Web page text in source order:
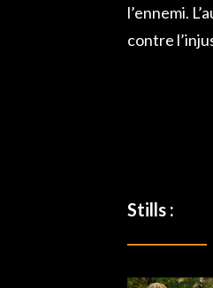
l’ennemi.
contre
Stills :